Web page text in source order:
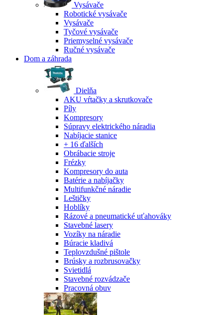
Vysávače
Robotické vysávače
Vysávače
Tyčové vysávače
Priemyselné vysávače
Ručné vysávače
Dom a záhrada
Dielňa
AKU vŕtačky a skrutkovače
Píly
Kompresory
Súpravy elektrického náradia
Nabíjacie stanice
+ 16 ďalších
Obrábacie stroje
Frézky
Kompresory do auta
Batérie a nabíjačky
Multifunkčné náradie
Leštičky
Hoblíky
Rázové a pneumatické uťahováky
Stavebné lasery
Vozíky na náradie
Búracie kladivá
Teplovzdušné pištole
Brúsky a rozbrusovačky
Svietidlá
Stavebné rozvádzače
Pracovná obuv